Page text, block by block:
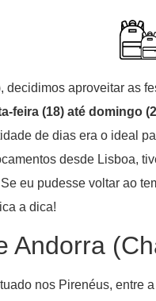
decidimos aproveitar as
feira (18) até domingo
de dias era o ideal
desde Lisboa,
eu pudesse voltar ao
a dica!
Andorra
nos Pirenéus, entre